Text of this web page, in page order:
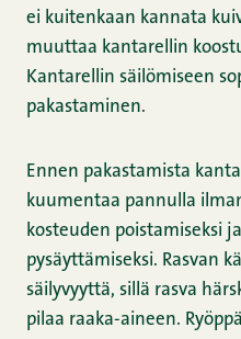
ei kuitenkaan kannata
muuttaa kantarellin
Kantarellin säilömiseen
pakastaminen.
Ennen pakastamista
kuumentaa pannulla
kosteuden poistamiseksi
pysäyttämiseksi. Rasvan
säilyvyyttä, sillä rasva
pilaa raaka-aineen.